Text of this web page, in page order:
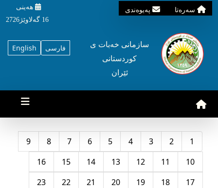
سه‌ره‌تا په‌یوه‌ندی
هه‌ینی
16 گه‌لاوێژ2726
English فارسی
سازمانی خه‌بات ی
کوردستانی
ئێران
1
2
3
4
5
6
7
8
9
10
11
12
13
14
15
16
17
18
19
20
21
22
23